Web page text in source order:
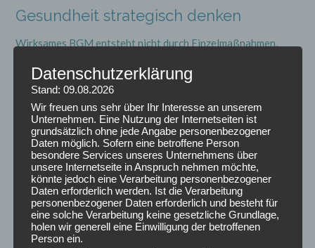
Gesundheit strategisch denken
Wirksames BGM entsteht nicht durch Einzelmaßnahmen,
Mit einer fundierten Bedarfsanalyse lassen sich die
relevanten Belastungsfaktoren erkennen – etwa im Bereich
Rücken, Stress oder Arbeitsorganisation – und gezielt
angehen.
Ein gut aufgestelltes Betriebliches Gesundheitsmanagement
zahlt sich nicht nur steuerlich aus, sondern sichert die
Zukunftsfähigkeit von Unternehmen: durch gesunde,
motivierte und langfristig gebundene Mitarbeitende.
👉 Wenn Sie wissen möchten, wie BGM in Ihrem
Datenschutzerklärung
Stand: 09.08.2026
Wir freuen uns sehr über Ihr Interesse an unserem
Unternehmen. Eine Nutzung der Internetseiten ist
grundsätzlich ohne jede Angabe personenbezogener
Daten möglich. Sofern eine betroffene Person
besondere Services unseres Unternehmens über
unsere Internetseite in Anspruch nehmen möchte,
könnte jedoch eine Verarbeitung personenbezogener
Daten erforderlich werden. Ist die Verarbeitung
personenbezogener Daten erforderlich und besteht für
eine solche Verarbeitung keine gesetzliche Grundlage,
holen wir generell eine Einwilligung der betroffenen
Person ein.